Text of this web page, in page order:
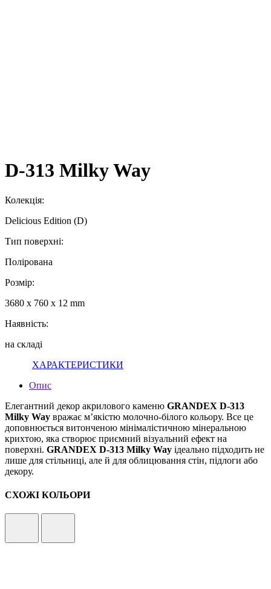
D-313 Milky Way
Колекція:
Delicious Edition (D)
Тип поверхні:
Полірована
Розмір:
3680 x 760 x 12 mm
Наявність:
на складі
ХАРАКТЕРИСТИКИ
Oпис
Елегантний декор акрилового каменю GRANDEX D-313
Milky Way вражає м’якістю молочно-білого кольору. Все це
доповнюється витонченою мінімалістичною мінеральною
крихтою, яка створює приємний візуальний ефект на
поверхні. GRANDEX D-313 Milky Way ідеально підходить не
лише для стільниці, але й для облицювання стін, підлоги або
декору.
СХОЖІ КОЛЬОРИ